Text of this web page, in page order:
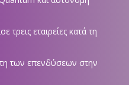
εταιρείες κατά τη
των επενδύσεων στην